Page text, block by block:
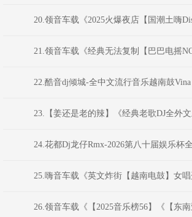
20.领音车载《2025火爆夜店【国潮土嗨
21.领音车载《经典无法复制【巴巴电摇
22.酷音dj倾城-全中文流行音乐越南鼓
23.【姜还是老的辣】《经典老歌DJ全外
24.花都Dj龙仔Rmx-2026第八十届娱乐杯
25.嗨音车载《英文炸街【越南电鼓】女
26.领音车载《【2025音乐榜56】《【东